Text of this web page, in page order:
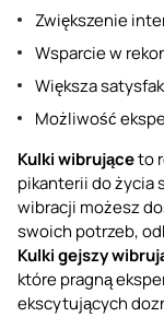
Zwiększenie
Wsparcie w
Większa
Możliwość
Kulki wibrująceto
pikanterii do życia
wibracji możesz
swoich potrzeb,
Kulki gejszy
które pragną
ekscytujących